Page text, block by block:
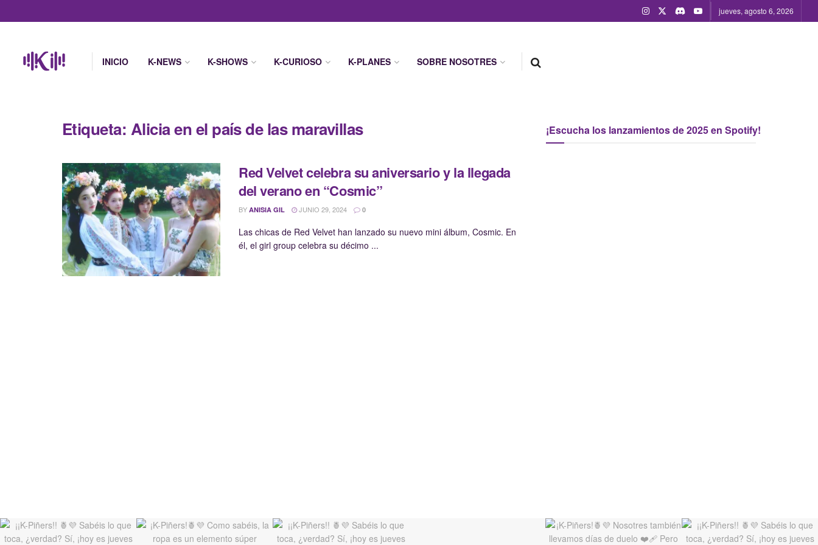
jueves, agosto 6, 2026
INICIO K-NEWS K-SHOWS K-CURIOSO K-PLANES SOBRE NOSOTRES
Etiqueta: Alicia en el país de las maravillas
Red Velvet celebra su aniversario y la llegada
del verano en “Cosmic”
BY ANISIA GIL JUNIO 29, 2024 0
Las chicas de Red Velvet han lanzado su nuevo mini álbum, Cosmic. En
él, el girl group celebra su décimo ...
¡Escucha los lanzamientos de 2025 en Spotify!